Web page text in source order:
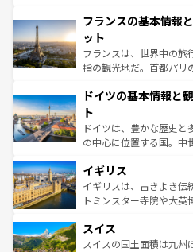
なお、新着のイタリア情
しい。
文化が根付くこの国では
れる闘牛、そして美味し
る。首都マドリードの洗
アートに溢れた街角から
せる。地方によって風土
ンテンツ一覧 を参照して
フランスの基本情報
ット
フランスは、世界中の旅
指の観光地だ。首都パリ
で、幅広い魅力が詰まっ
聖堂、美しいビーチ、そ
から魅了する。また、フ
れ、フランス料理はユネ
香り高いラベンダー畑な
らに、パリ以外の地域
も豊かな歴史と文化が息
を参照してほしい。
ドイツの基本情報と
ト
ドイツは、豊かな歴史
の中心に位置する国。中
顔を持つこの国は、どこ
ルリンの文化的活気、バ
してライン川沿いのワイ
は、お酒好きな人にはぜひ体験
ドイツ情報はコンテンツ
イギリス
イギリスは、古きよき伝
トミンスター寺院や大英
リアごとに異なる魅力が
ティー、ビール好きには
スイス
スイスの国土面積は九州